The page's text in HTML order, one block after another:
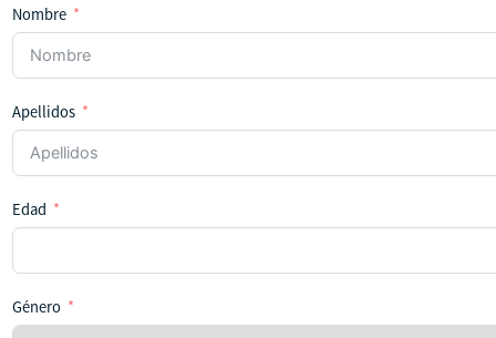
Nombre
Apellidos
Edad
Género